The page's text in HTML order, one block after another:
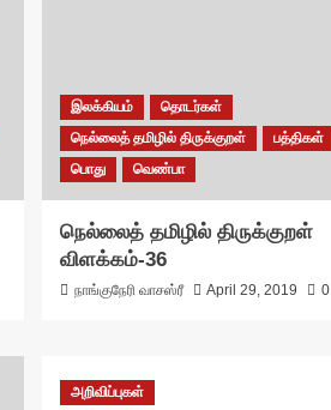
இலக்கியம்
தொடர்கள்
நெல்லைத் தமிழில் திருக்குறள்
பத்திகள்
பொது
வெண்பா
நெல்லைத் தமிழில் திருக்குறள்
விளக்கம்-36
நாங்குநேரி வாசஸ்ரீ April 29, 2019 0
அறிவிப்புகள்